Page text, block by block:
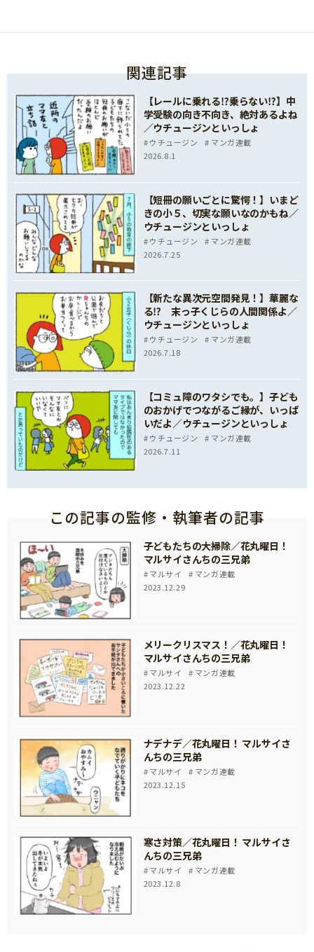
関連記事
【レールに乗れる⁉乗らない⁉】中
学受験の向き不向き、絶対あるよね
／ウチュージンといっしょ
ウチュージン
マンガ連載
2026.8.1
【短冊の願いごとに驚愕！】いまど
きの小５、切実な願いなのかもね／
ウチュージンといっしょ
ウチュージン
マンガ連載
2026.7.25
【新たな異次元空間発見！】華麗な
る⁉ 末っ子くじらの人間関係よ／
ウチュージンといっしょ
ウチュージン
マンガ連載
2026.7.18
【コミュ障のワタシでも。】子ども
のおかげでつながるご縁が、いっぱ
いだよ／ウチュージンといっしょ
ウチュージン
マンガ連載
2026.7.11
この記事の監修・執筆者の記事
子どもたちの大掃除／花丸曜日！
マルサイさんちの三兄弟
マルサイ
マンガ連載
2023.12.29
メリークリスマス！／花丸曜日！
マルサイさんちの三兄弟
マルサイ
マンガ連載
2023.12.22
ナデナデ／花丸曜日！ マルサイさ
んちの三兄弟
マルサイ
マンガ連載
2023.12.15
寒さ対策／花丸曜日！ マルサイさ
んちの三兄弟
マルサイ
マンガ連載
2023.12.8